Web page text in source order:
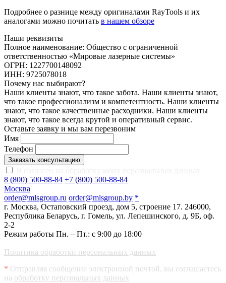
Подробнее о разнице между оригиналами RayTools и их
аналогами можно почитать в нашем обзоре
Наши реквизиты
Полное наименование: Общество с ограниченной
ответственностью «Мировые лазерные системы»
ОГРН: 1227700148092
ИНН: 9725078018
Почему нас выбирают?
Наши клиенты знают, что такое забота. Наши клиенты знают,
что такое профессионализм и компетентность. Наши клиенты
знают, что такое качественные расходники. Наши клиенты
знают, что такое всегда крутой и оперативный сервис.
Оставьте заявку и мы вам перезвоним
Имя
Телефон
Заказать консультацию
8 (800) 500-88-84 +7 (800) 500-88-84
Москва
order@mlsgroup.ru order@mlsgroup.by *
г. Москва, Остаповский проезд, дом 5, строение 17. 246000,
Республика Беларусь, г. Гомель, ул. Лепешинского, д. 9Б, оф.
2-2
Режим работы Пн. – Пт.: с 9:00 до 18:00
Политика обработки персональных данных
* Отправляя сообщение электронной почтой, вы соглашаетесь
на обработку персональных данных